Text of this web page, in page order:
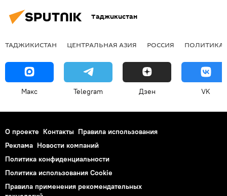
Таджикистан
ТАДЖИКИСТАН ЦЕНТРАЛЬНАЯ АЗИЯ РОССИЯ ПОЛИТИКА
Макс Telegram Дзен VK
О проекте Контакты Правила использования
Реклама Новости компаний
Политика конфиденциальности
Политика использования Cookie
Правила применения рекомендательных